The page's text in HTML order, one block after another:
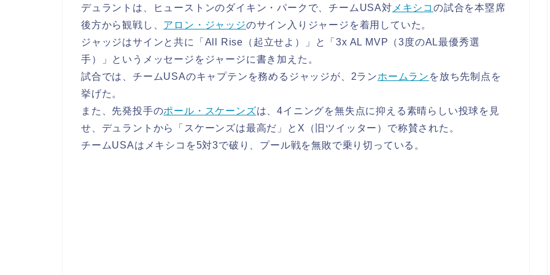
デュラントは、ヒューストンのダイキン・パークで、チームUSA対メキシコの試合を本塁席
後方から観戦し、 アロン・ ジャッジのサイン入りジャージを着用していた。
ジャッジはサインと共に「All Rise（起立せよ）」と「3x AL MVP（3度のAL最優秀選
手）」というメッセージをジャージに書き加えた。
試合では、チームUSAのキャプテンを務めるジャッジが、2ランホームラン を放ち先制点を
挙げた。
また、先発投手のポール・スケーンズは、4イニングを無失点に抑える素晴らしい投球を見
せ、デュラントから「スケーンズは最高だ」とX（旧ツイッター）で称賛された。
チームUSAはメキシコを5対3で破り、プール戦を無敗で乗り切っている。